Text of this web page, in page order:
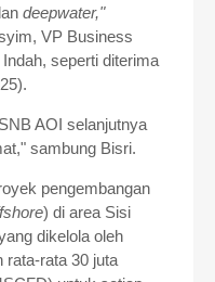
deepwater,"
VP Business
seperti diterima
AOI selanjutnya
sambung Bisri.
pengembangan
) di area Sisi
dikelola oleh
rata-rata 30 juta